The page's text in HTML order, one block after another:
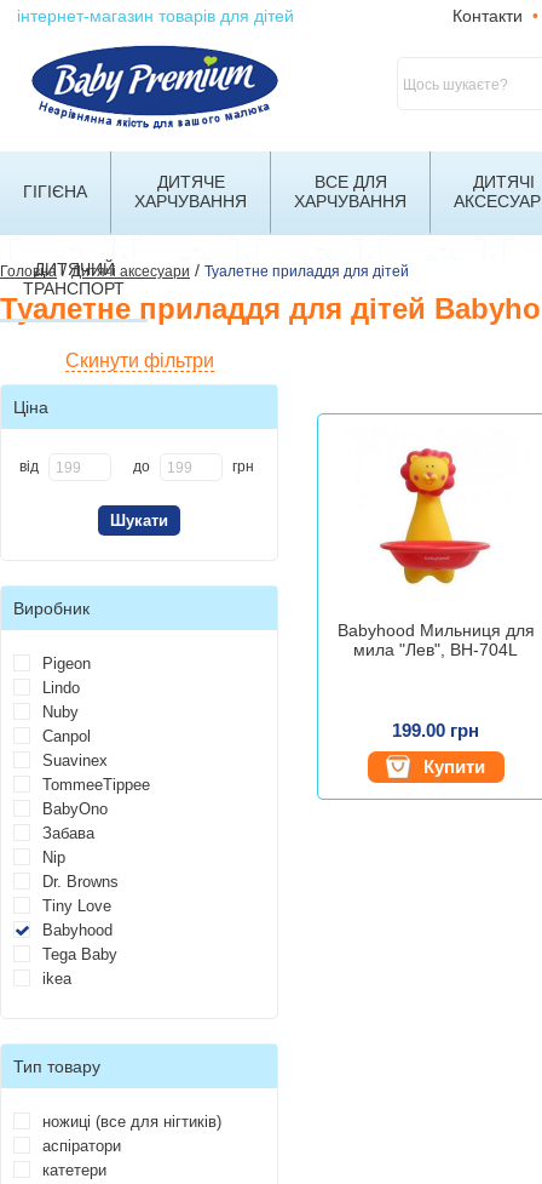
інтернет-магазин товарів для дітей Контакти •
ГІГІЄНА
ДИТЯЧЕ
ХАРЧУВАННЯ
ВСЕ ДЛЯ
ХАРЧУВАННЯ
ДИТЯЧІ
ДИТЯЧИЙ
ТРАНСПОРТ
Головна/Дитячі аксесуари / Туалетне приладдя для дітей
Туалетне приладдя для дітей
Скинути фільтри
Ціна
від до грн
Виробник
Pigeon
Lindo
Nuby
Canpol
Suavinex
TommeeTippee
BabyOno
Забава
Nip
Dr. Browns
Tiny Love
Babyhood
Tega Baby
ikea
Тип товару
ножиці (все для нігтиків)
аспіратори
катетери
Babyhood Мильниця для
мила "Лев", BH-704L
199.00 грн
Купити